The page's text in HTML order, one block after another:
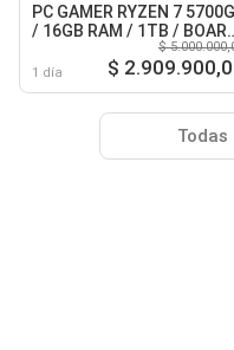
PC GAMER RYZEN 7 5700G
/ 16GB RAM / 1TB /
B550 WIFI / FUENTE 600W
80+ GOLD
1 día
$
$